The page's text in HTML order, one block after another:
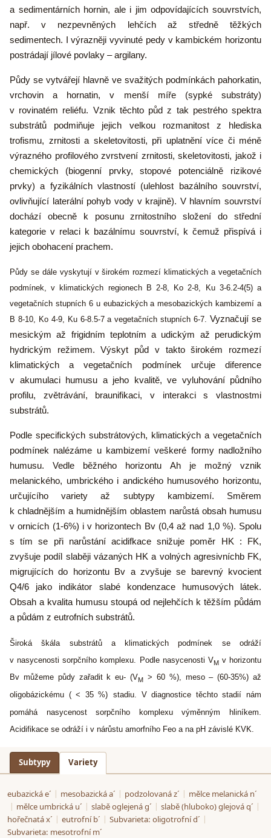
a sedimentárních hornin, ale i jim odpovídajících souvrstvích,
např. v nezpevněných lehčích až středně těžkých
sedimentech. I výrazněji vyvinuté pedy v kambickém horizontu
postrádají jílové povlaky – argilany.
Půdy se vytvářejí hlavně ve svažitých podmínkách pahorkatin,
vrchovin a hornatin, v menší míře (sypké substráty)
v rovinatém reliéfu. Vznik těchto půd z tak pestrého spektra
substrátů podmiňuje jejich velkou rozmanitost z hlediska
trofismu, zrnitosti a skeletovitosti, při uplatnění více či méně
výrazného profilového zvrstvení zrnitosti, skeletovitosti, jakož i
chemických (biogenní prvky, stopové potenciálně rizikové
prvky) a fyzikálních vlastností (ulehlost bazálníhosouvrství,
ovlivňující laterální pohyb vody v krajině). V hlavním souvrství
dochází obecně k posunu zrnitostního složení do střední
kategorie v relaci k bazálnímu souvrství, k čemuž přispívá i
jejich obohacení prachem.
Půdy se dále vyskytují v širokém rozmezí klimatických a vegetačních
podmínek, v klimatických regionech B 2-8, Ko 2-8, Ku 3-6.2-4(5) a
vegetačních stupních 6 u eubazických a mesobazických kambizemí a
B 8-10, Ko 4-9, Ku 6-8.5-7 a vegetačních stupních 6-7. Vyznačují se
mesickým až frigidním teplotním a udickým až perudickým
hydrickým režimem. Výskyt půd v takto širokém rozmezí
klimatických a vegetačních podmínek určuje diference
v akumulaci humusu a jeho kvalitě, ve vyluhování půdního
profilu, zvětrávání, braunifikaci, v interakci s vlastnostmi
substrátů.
Podle specifických substrátových, klimatických a vegetačních
podmínek nalézáme u kambizemí veškeré formy nadložního
humusu. Vedle běžného horizontu Ah je možný vznik
melanického, umbrického i andického humusového horizontu,
určujícího variety až subtypy kambizemí. Směrem
k chladnějším a humidnějším oblastem narůstá obsah humusu
v ornicích (1-6%) i v horizontech Bv (0,4 až nad 1,0 %). Spolu
s tím se při narůstání acidifkace snižuje poměr HK : FK,
zvyšuje podíl slaběji vázaných HK a volných agresivníchb FK,
migrujících do horizontu Bv a zvyšuje se barevný kvocient
Q4/6 jako indikátor slabé kondenzace humusových látek.
Obsah a kvalita humusu stoupá od nejlehčích k těžším půdám
a půdám z eutrofních substrátů.
Široká škála substrátů a klimatických podmínek se odráží
v nasycenosti sorpčního komplexu. Podle nasycenosti VMv horizontu
Bv můžeme půdy zařadit k eu-(VM > 60 %), meso – (60-35%) až
oligobázickému (< 35 %)
stadiu. V diagnostice těchto stadií nám
pomáhá nasycenost sorpčního komplexu výměnným hliníkem.
Acidifikace se odráží i v nárůstu amorfního Feo a na pH závislé KVK.
Subtypy Variety